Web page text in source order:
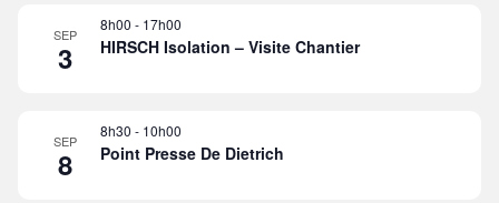
SEP
3
8h00 - 17h00
HIRSCH Isolation – Visite Chantier
SEP
8
8h30 - 10h00
Point Presse De Dietrich